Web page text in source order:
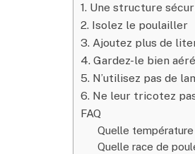
1. Une structure
2. Isolez le poulailler
3. Ajoutez plus de
4. Gardez-le bien aéré
5. N’utilisez pas de
6. Ne leur tricotez
FAQ
Quelle
Quelle race de